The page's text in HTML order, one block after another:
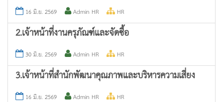
16 มิ.ย. 2569 Admin HR HR
2.เจ้าหน้าที่งานครุภัณฑ์และจัดซื้อ
30 มิ.ย. 2569 Admin HR HR
3.เจ้าหน้าที่สำนักพัฒนาคุณภาพและบริหารความเสี่ยง
16 มิ.ย. 2569 Admin HR HR